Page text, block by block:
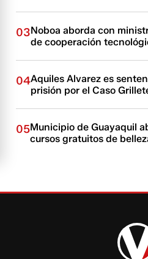
03Noboa aborda con
de cooperación
04Aquiles Alvarez es
prisión por el Caso
05Municipio de Guayaquil
cursos gratuitos de